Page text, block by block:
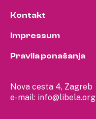
Nova cesta 4, Zagreb
e-mail: info@libela.org
Kontakt
Impressum
Pravila ponašanja